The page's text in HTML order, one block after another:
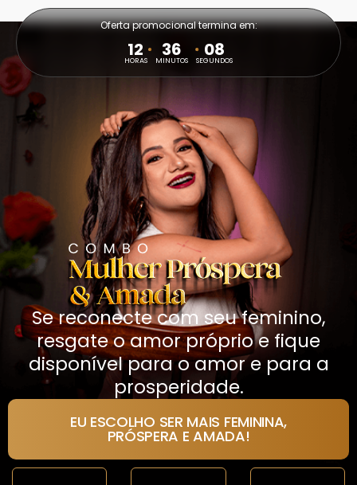
Oferta promocional termina em:
12
HORAS 36
MINUTOS 07
SEGUNDOS
Se reconecte com seu feminino,
resgate o amor próprio e fique
disponível para o amor e para a
prosperidade.
EU ESCOLHO SER MAIS FEMININA,
PRÓSPERA E AMADA!